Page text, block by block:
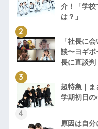
介！「学
は？」
「社長に
談〜ヨギボ
長に直談判
超特急｜
学期初日の
原因は自